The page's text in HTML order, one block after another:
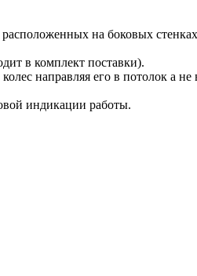
на боковых
в комплект поставки).
направляя его в потолок а
индикации работы.